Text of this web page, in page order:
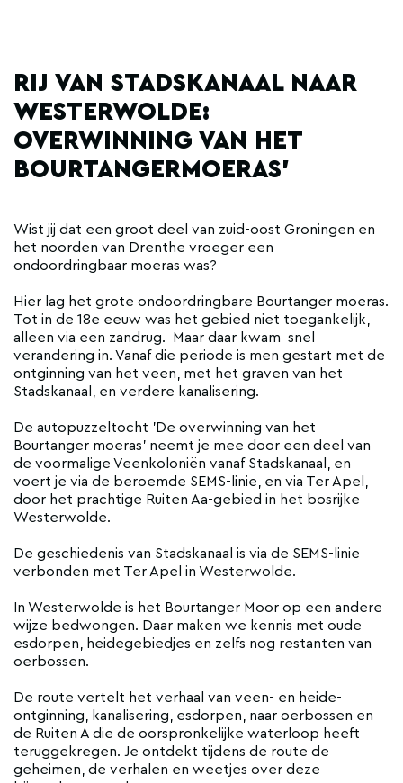
RIJ VAN STADSKANAAL NAAR
WESTERWOLDE:
OVERWINNING VAN HET
BOURTANGERMOERAS'
Wist jij dat een groot deel van zuid-oost Groningen en
het noorden van Drenthe vroeger een
ondoordringbaar moeras was?
Hier lag het grote ondoordringbare Bourtanger moeras.
Tot in de 18e eeuw was het gebied niet toegankelijk,
alleen via een zandrug. Maar daar kwam snel
verandering in. Vanaf die periode is men gestart met de
ontginning van het veen, met het graven van het
Stadskanaal, en verdere kanalisering.
De autopuzzeltocht 'De overwinning van het
Bourtanger moeras' neemt je mee door een deel van
de voormalige Veenkoloniën vanaf Stadskanaal, en
voert je via de beroemde SEMS-linie, en via Ter Apel,
door het prachtige Ruiten Aa-gebied in het bosrijke
Westerwolde.
De geschiedenis van Stadskanaal is via de SEMS-linie
verbonden met Ter Apel in Westerwolde.
In Westerwolde is het Bourtanger Moor op een andere
wijze bedwongen. Daar maken we kennis met oude
esdorpen, heidegebiedjes en zelfs nog restanten van
oerbossen.
De route vertelt het verhaal van veen- en heide-
ontginning, kanalisering, esdorpen, naar oerbossen en
de Ruiten A die de oorspronkelijke waterloop heeft
teruggekregen. Je ontdekt tijdens de route de
geheimen, de verhalen en weetjes over deze